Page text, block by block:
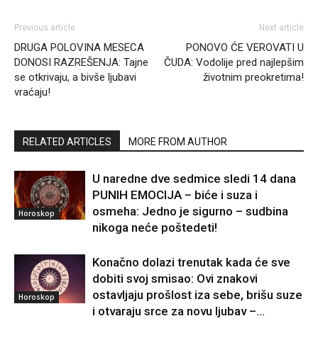
Previous article
DRUGA POLOVINA MESECA
DONOSI RAZREŠENJA: Tajne
se otkrivaju, a bivše ljubavi
vraćaju!
Next article
PONOVO ĆE VEROVATI U
ČUDA: Vodolije pred najlepšim
životnim preokretima!
RELATED ARTICLES MORE FROM AUTHOR
Horoskop
U naredne dve sedmice sledi 14 dana
PUNIH EMOCIJA – biće i suza i
osmeha: Jedno je sigurno – sudbina
nikoga neće poštedeti!
Horoskop
Konačno dolazi trenutak kada će sve
dobiti svoj smisao: Ovi znakovi
ostavljaju prošlost iza sebe, brišu suze
i otvaraju srce za novu ljubav –...